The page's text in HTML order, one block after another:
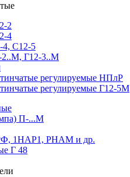
2
4
4, С12-5
2..М, Г12-3..М
регулируемые НПлР
регулируемые Г12-5М
П-...М
1НАР1, РНАМ и др.
Г 48